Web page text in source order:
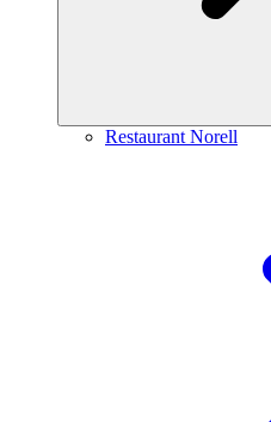
Restaurant Norell